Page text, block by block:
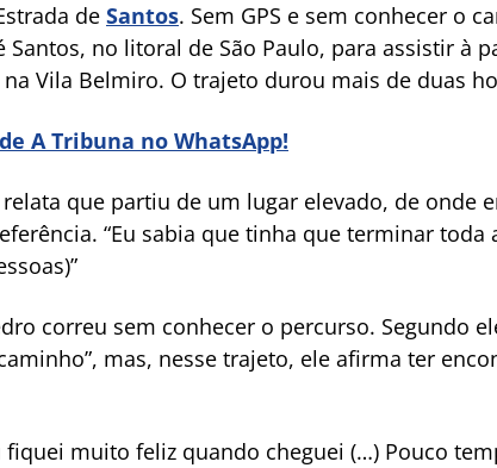
de Santos. Sem GPS e sem conhecer o
Santos, no litoral de São Paulo, para assistir à
Vila Belmiro. O trajeto durou mais de duas
A Tribuna no WhatsApp!
que partiu de um lugar elevado, de onde
“Eu sabia que tinha que terminar toda
correu sem conhecer o percurso. Segundo
mas, nesse trajeto, ele afirma ter
fiquei muito feliz quando cheguei (…) Pouco